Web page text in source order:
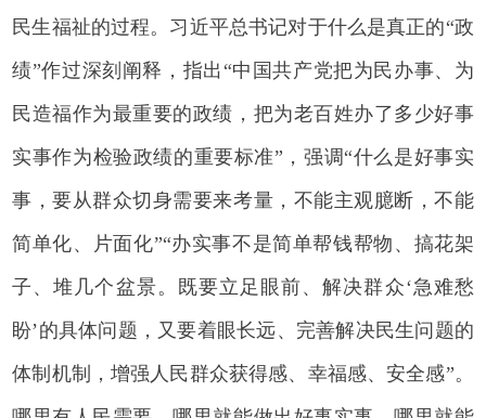
民生福祉的过程。习近平总书记对于什么是真正的“政
绩”作过深刻阐释，指出“中国共产党把为民办事、为
民造福作为最重要的政绩，把为老百姓办了多少好事
实事作为检验政绩的重要标准”，强调“什么是好事实
事，要从群众切身需要来考量，不能主观臆断，不能
简单化、片面化”“办实事不是简单帮钱帮物、搞花架
子、堆几个盆景。既要立足眼前、解决群众‘急难愁
盼’的具体问题，又要着眼长远、完善解决民生问题的
体制机制，增强人民群众获得感、幸福感、安全感”。